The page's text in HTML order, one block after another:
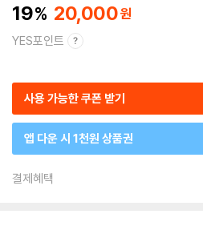
19 20,000
YES포인트
사용 가능한 쿠폰 받기
앱 다운 시 1천원 상품권
결제혜택